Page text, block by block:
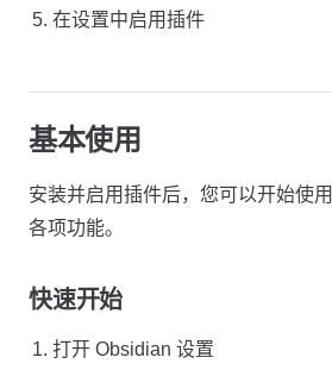
在设置中启用插件
基本使用
安装并启用插件后，您可以开始使
各项功能。
快速开始
打开 Obsidian 设置